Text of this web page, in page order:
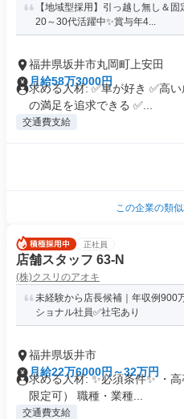
【地域型採用】引っ越し無し＆
20～30代活躍中✨賞与年4...
福井県坂井市丸岡町上安田
月給58万3000円
求める人材: ✅車が好き ✅高
の満足を追求できる ✅...
交通費支給
この企業の類
正社員
店舗スタッフ 63-N
(株)クスリのアオキ
未経験から店長候補｜年収例900
ショナル社員✅社宅あり
福井県坂井市
月給22万6000円～32万円
求める人材: ✨必須条件✨ ・
限定可） 職種・業種...
交通費支給